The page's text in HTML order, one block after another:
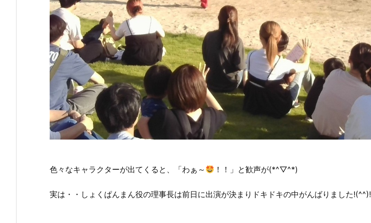
色々なキャラクターが出てくると、「わぁ～ ！！」と歓声が(*^▽^*)
実は・・しょくぱんまん役の理事長は前日に出演が決まりドキドキの中がんばりました!(^^)!